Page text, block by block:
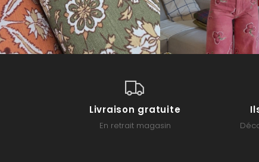
Livraison gratuite
En retrait magasin